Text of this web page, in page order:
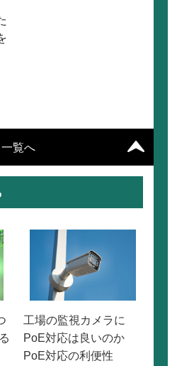
一覧へ
工場の監視カメラに
PoE対応は良いのか
PoE対応の利便性